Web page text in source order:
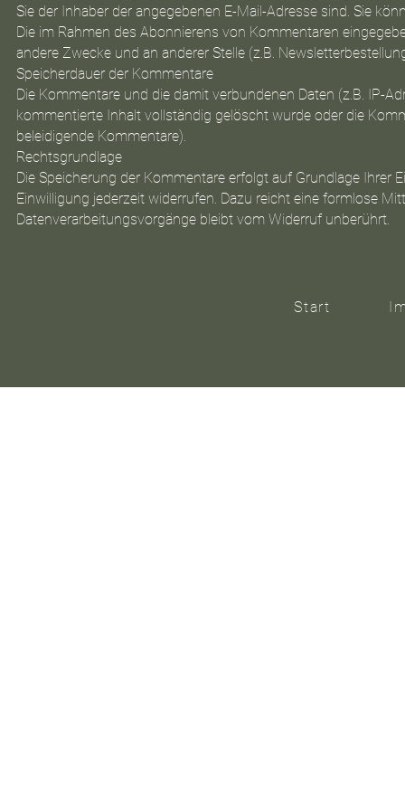
Sie der Inhaber der angegebenen E-Mail-Adresse sind. Sie
Die im Rahmen des Abonnierens von Kommentaren
andere Zwecke und an anderer Stelle (z.B.
Speicherdauer der Kommentare
Die Kommentare und die damit verbundenen Daten (z.B. IP-
kommentierte Inhalt vollständig gelöscht wurde oder die
beleidigende Kommentare).
Rechtsgrundlage
Die Speicherung der Kommentare erfolgt auf Grundlage Ihrer
Einwilligung jederzeit widerrufen. Dazu reicht eine formlose
Datenverarbeitungsvorgänge bleibt vom Widerruf unberührt.
Start